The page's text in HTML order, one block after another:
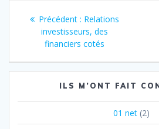
Navigation
l’article
Précédent : Article
précédent
:
Relations
investisseurs, des
financiers cotés
ILS M’ONT FAIT
01 net (2)